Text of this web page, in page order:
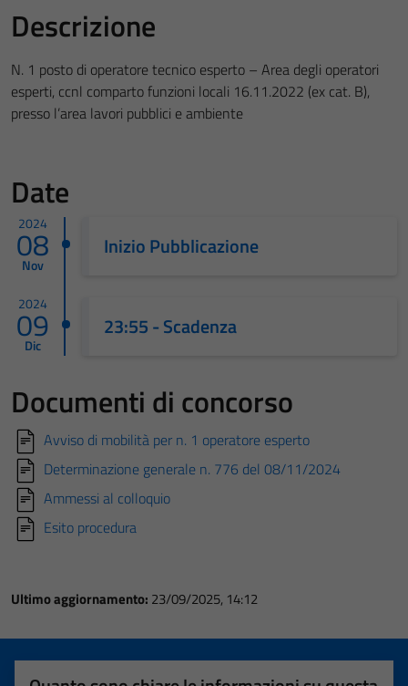
Descrizione
N. 1 posto di operatore tecnico esperto – Area degli operatori
esperti, ccnl comparto funzioni locali 16.11.2022 (ex cat. B),
presso l’area lavori pubblici e ambiente
Date
2024
08
Nov
Inizio Pubblicazione
2024
09
Dic
23:55 - Scadenza
Documenti di concorso
Avviso di mobilità per n. 1 operatore esperto
Determinazione generale n. 776 del 08/11/2024
Ammessi al colloquio
Esito procedura
Ultimo aggiornamento: 23/09/2025, 14:12